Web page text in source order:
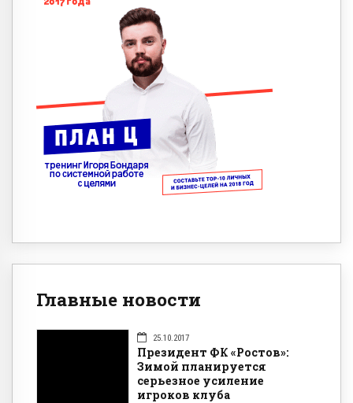
Главные новости
25.10.2017
Президент ФК «Ростов»:
Зимой планируется
серьезное усиление
игроков клуба